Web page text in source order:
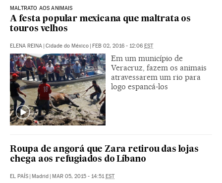
MALTRATO AOS ANIMAIS
A festa popular mexicana que maltrata os
touros velhos
ELENA REINA | Cidade do México | FEB 02, 2016 - 12:06 EST
Em um município de
Veracruz, fazem os animais
atravessarem um rio para
logo espancá-los
Roupa de angorá que Zara retirou das lojas
chega aos refugiados do Líbano
EL PAÍS | Madrid | MAR 05, 2015 - 14:51EST